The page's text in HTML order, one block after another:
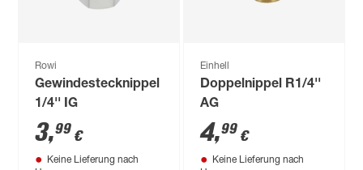
Rowi
Gewindestecknippel
1/4'' IG
3,99 €
Keine Lieferung nach
Einhell
Doppelnippel R1/4''
AG
4,99 €
Keine Lieferung nach